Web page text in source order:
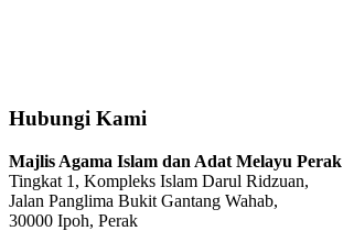
Hubungi Kami
Majlis Agama Islam dan Adat Melayu Perak
Tingkat 1, Kompleks Islam Darul Ridzuan,
Jalan Panglima Bukit Gantang Wahab,
30000 Ipoh, Perak